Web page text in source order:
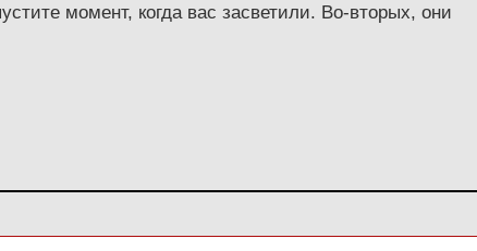
момент, когда вас засветили. Во-вторых, они